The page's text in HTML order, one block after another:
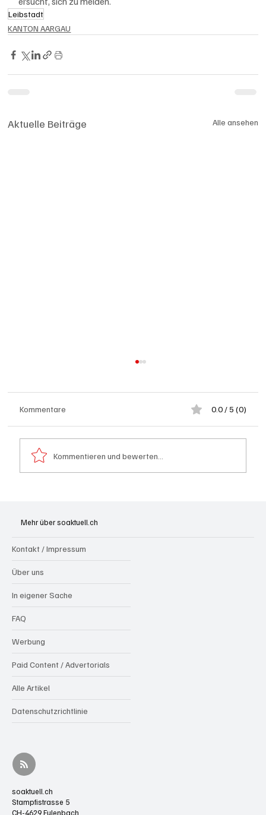
Leibstadt
KANTON AARGAU
Aktuelle Beiträge Alle ansehen
Kommentare 0.0 / 5 (0)
Kommentieren und bewerten...
Mehr über soaktuell.ch
Kontakt / Impressum
Über uns
In eigener Sache
FAQ
Werbung
Paid Content / Advertorials
Alle Artikel
Datenschutzrichtlinie
soaktuell.ch
Stampfistrasse 5
CH-4629 Fulenbach